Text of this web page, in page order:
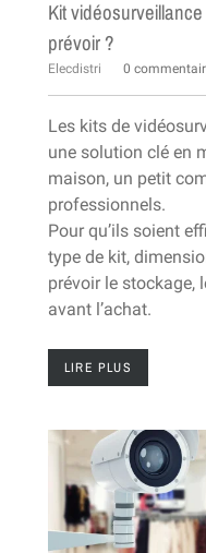
Kit
prévoir ?
Elecdistri 0
Les kits de
une solution clé en
maison, un petit
professionnels.
Pour qu’ils soient
type de kit,
prévoir le stockage,
avant l’achat.
LIRE PLUS